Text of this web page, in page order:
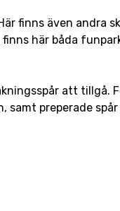
finns även andra
här båda
att tillgå.
samt preperade
och skidorten